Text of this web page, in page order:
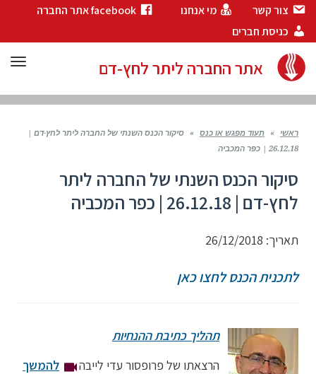
צור קשר
מי אנחנו
כניסת חברים
facebook אתר החברה
אתר החברה ליתר לחץ-דם
ראשי » תעוד מפגש או כנס »
סיקור הכנס השנתי של החברה ליתר לחץ-דם |
26.12.18 | כפר המכביה
סיקור הכנס השנתי של החברה ליתר
לחץ-דם | 26.12.18 | כפר המכביה
תאריך: 26/12/2018
לתכנית הכנס לחצו כאן
תהליך כתיבת ההנחיות
הרצאתו של פרופסור עדי לייבה
להמשך